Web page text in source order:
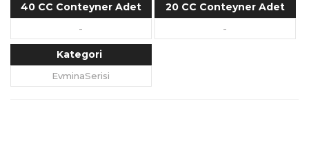
40 CC Conteyner Adet
-
20 CC Conteyner Adet
-
Kategori
EvminaSerisi